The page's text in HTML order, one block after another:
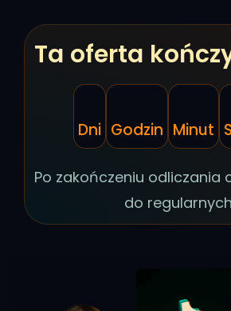
Ta oferta
Dni Godzin Minut
Po zakończeniu odliczania
do regularnych